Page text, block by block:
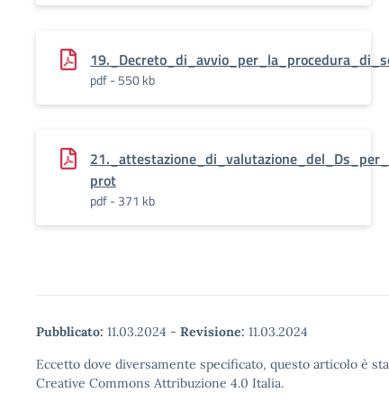
pdf - 550 kb
prot
pdf - 371 kb
Pubblicato: 11.03.2024 - Revisione: 11.03.2024
Eccetto dove diversamente specificato, questo articolo è
Creative Commons Attribuzione 4.0 Italia.